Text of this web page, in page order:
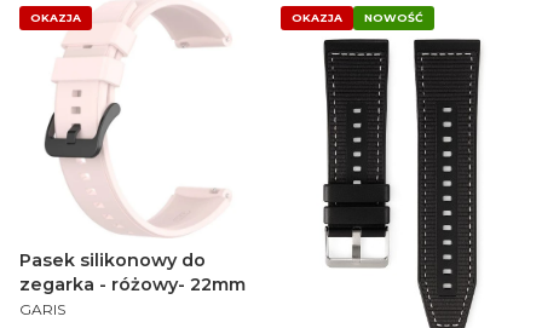
OKAZJA
Pasek silikonowy do
zegarka - różowy- 22mm
PRODUCENT
GARIS
OKAZJA NOWOŚĆ